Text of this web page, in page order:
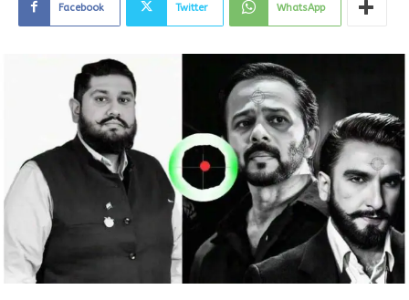
Facebook Twitter WhatsApp